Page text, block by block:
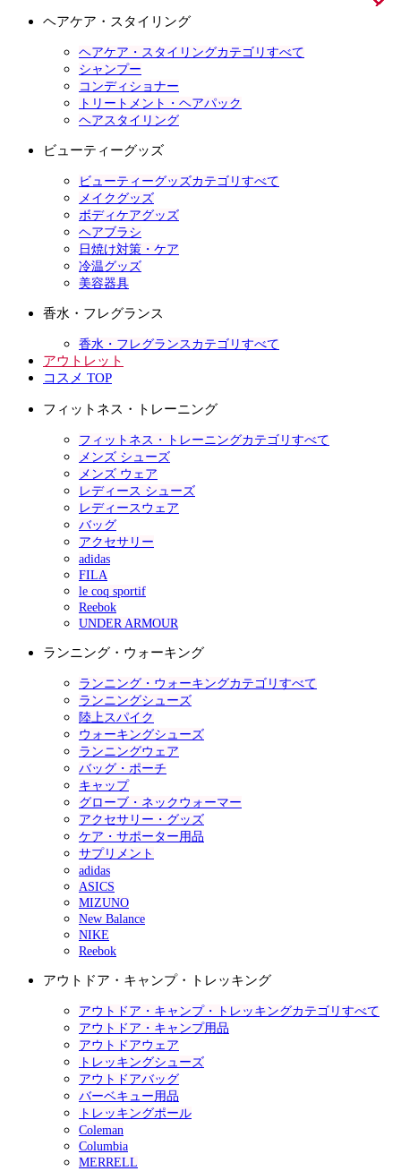
ヘアケア・スタイリング
ヘアケア・スタイリングカテゴリすべて
シャンプー
コンディショナー
トリートメント・ヘアパック
ヘアスタイリング
ビューティーグッズ
ビューティーグッズカテゴリすべて
メイクグッズ
ボディケアグッズ
ヘアブラシ
日焼け対策・ケア
冷温グッズ
美容器具
香水・フレグランス
香水・フレグランスカテゴリすべて
アウトレット
コスメ TOP
フィットネス・トレーニング
フィットネス・トレーニングカテゴリすべて
メンズ シューズ
メンズ ウェア
レディース シューズ
レディースウェア
バッグ
アクセサリー
adidas
FILA
le coq sportif
Reebok
UNDER ARMOUR
ランニング・ウォーキング
ランニング・ウォーキングカテゴリすべて
ランニングシューズ
陸上スパイク
ウォーキングシューズ
ランニングウェア
バッグ・ポーチ
キャップ
グローブ・ネックウォーマー
アクセサリー・グッズ
ケア・サポーター用品
サプリメント
adidas
ASICS
MIZUNO
New Balance
NIKE
Reebok
アウトドア・キャンプ・トレッキング
アウトドア・キャンプ・トレッキングカテゴリすべて
アウトドア・キャンプ用品
アウトドアウェア
トレッキングシューズ
アウトドアバッグ
バーベキュー用品
トレッキングポール
Coleman
Columbia
MERRELL